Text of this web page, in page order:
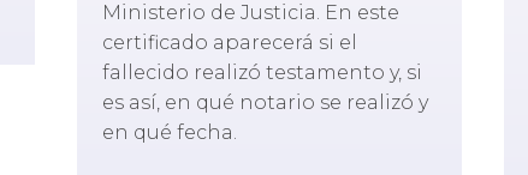
Ministerio de Justicia. En este
certificado aparecerá si el
fallecido realizó testamento y, si
es así, en qué notario se realizó y
en qué fecha.